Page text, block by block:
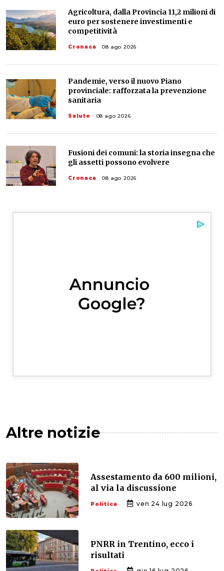
Agricoltura, dalla Provincia 11,2 milioni di
euro per sostenere investimenti e
competitività
Cronaca 08 ago 2026
Pandemie, verso il nuovo Piano
provinciale: rafforzata la prevenzione
sanitaria
Salute 08 ago 2026
Fusioni dei comuni: la storia insegna che
gli assetti possono evolvere
Cronaca 08 ago 2026
Altre notizie
Assestamento da 600 milioni,
al via la discussione
Politica ven 24 lug 2026
PNRR in Trentino, ecco i
risultati